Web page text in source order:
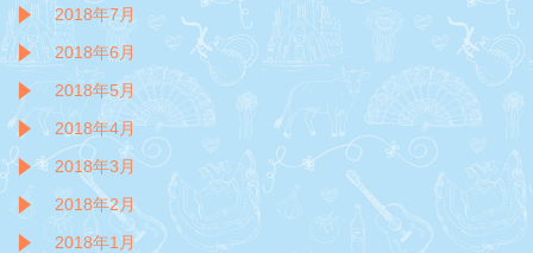
2018年7月
2018年6月
2018年5月
2018年4月
2018年3月
2018年2月
2018年1月